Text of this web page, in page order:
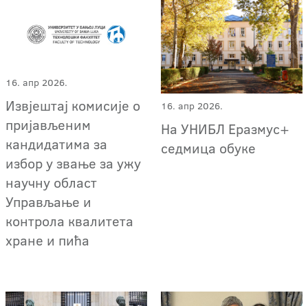
16. апр 2026.
Извјештај комисије о
пријављеним
кандидатима за
избор у звање за ужу
научну област
Управљање и
контрола квалитета
хране и пића
16. апр 2026.
На УНИБЛ Еразмус+
седмица обуке